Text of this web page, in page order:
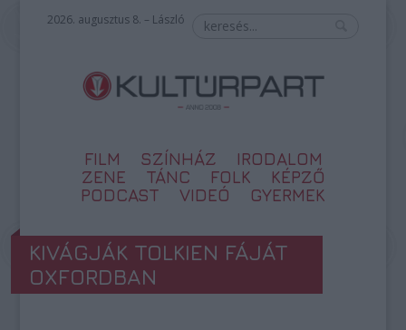
2026. augusztus 8. – László
FILM SZÍNHÁZ
IRODALOM
ZENE
TÁNC FOLK
KÉPZŐ
PODCAST
VIDEÓ GYERMEK
KIVÁGJÁK TOLKIEN FÁJÁT
OXFORDBAN